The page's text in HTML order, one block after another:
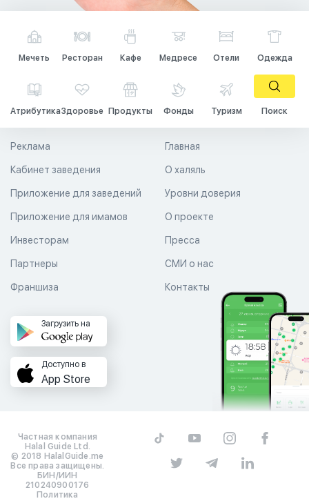
Мечеть Ресторан Кафе Медресе Отели Одежда
АтрибутикаЗдоровье Продукты Фонды Туризм Поиск
Главная
О халяль
Уровни доверия
Реклама
Кабинет заведения
Приложение для заведений
Приложение для имамов О проекте
Пресса
СМИ о нас
Контакты
Инвесторам
Партнеры
Франшиза
Загрузить на
Доступно в
App Store
Частная компания
Halal Guide Ltd.
© 2018 HalalGuide.me
Все права защищены.
БИН/ИИН
210240900176
Политика